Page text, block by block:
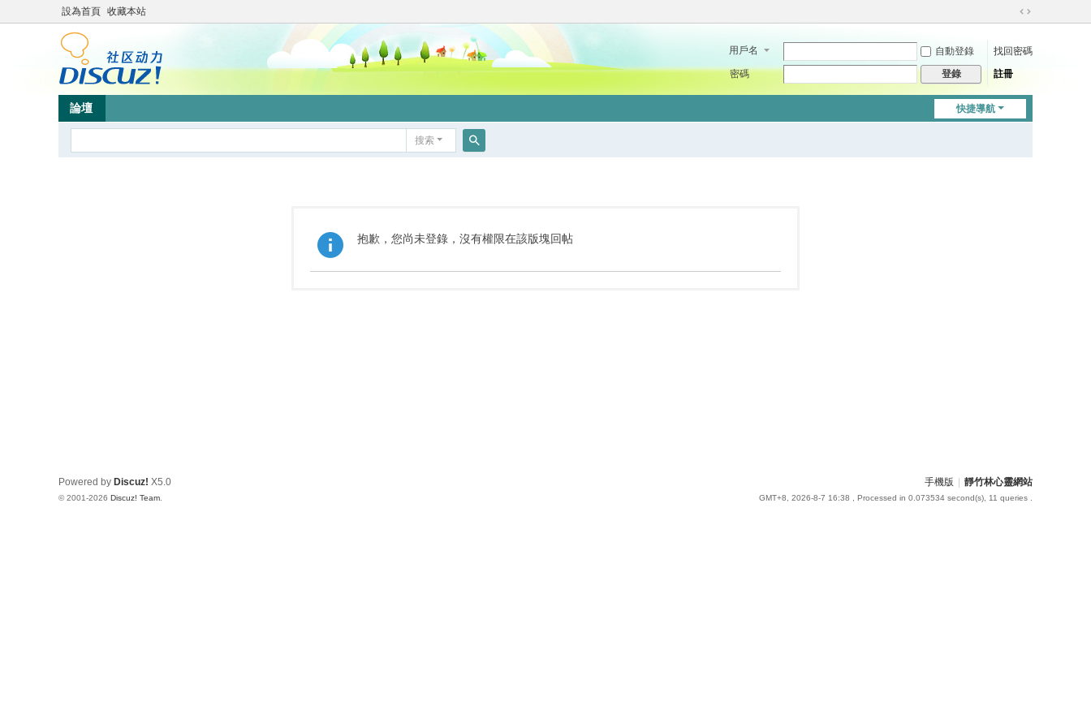
設為首頁 收藏本站
切
到
用戶名 自動登錄
找回密碼
密碼
登錄 註冊
快捷導航
論壇
搜索
抱歉，您尚未登錄，沒有權限在該版塊回帖
手機版 靜竹林心靈網站
GMT+8, 2026-8-7 16:38 , Processed in 0.073534 second(s), 11 queries .
Powered by Discuz! X5.0
© 2001-2026 Discuz! Team